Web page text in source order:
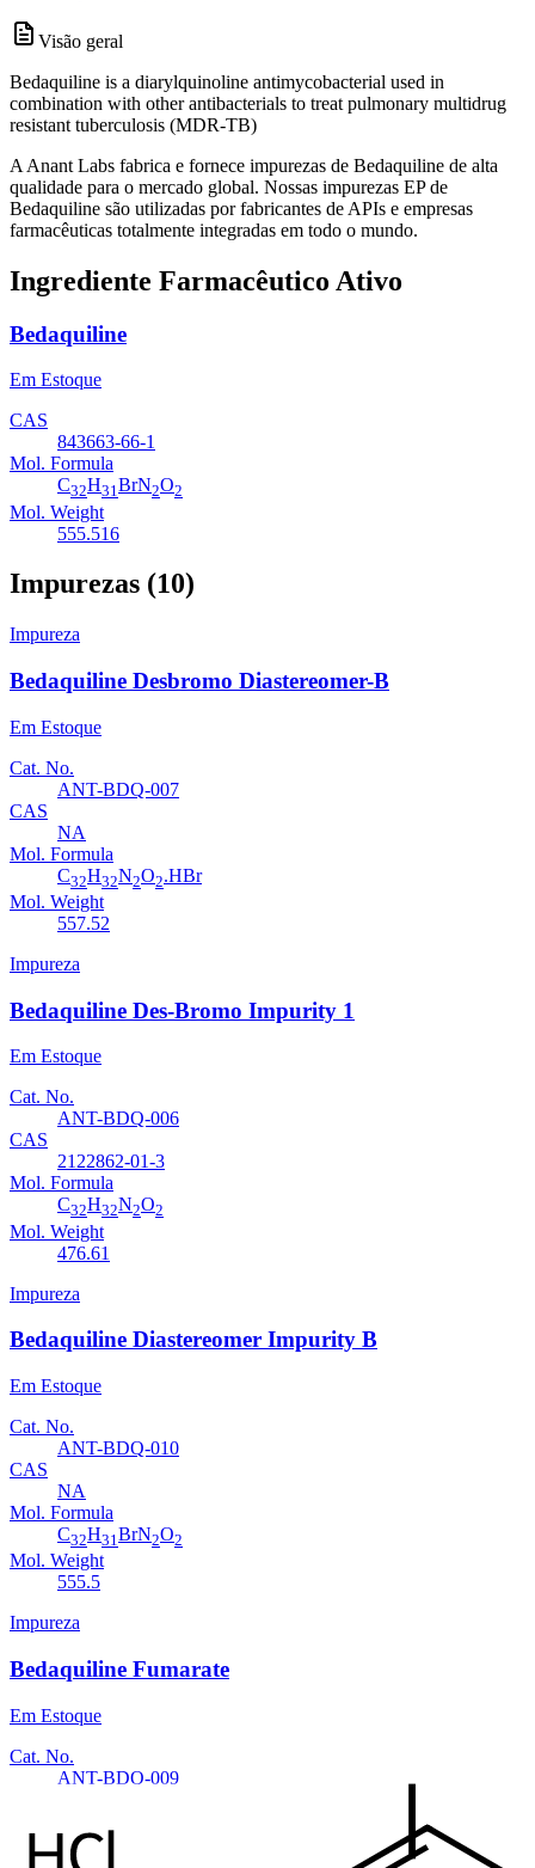
Visão geral
Bedaquiline is a diarylquinoline antimycobacterial used in
combination with other antibacterials to treat pulmonary multidrug
resistant tuberculosis (MDR-TB)
A Anant Labs fabrica e fornece impurezas de Bedaquiline de alta
qualidade para o mercado global. Nossas impurezas EP de
Bedaquiline são utilizadas por fabricantes de APIs e empresas
farmacêuticas totalmente integradas em todo o mundo.
Ingrediente Farmacêutico Ativo
Bedaquiline
Em Estoque
CAS
843663-66-1
Mol. Formula
C32H31BrN2O2
Mol. Weight
555.516
Impurezas (10)
Impureza
Bedaquiline Desbromo Diastereomer-B
Em Estoque
Cat. No.
ANT-BDQ-007
CAS
NA
Mol. Formula
C32H32N2O2.HBr
Mol. Weight
557.52
Impureza
Bedaquiline Des-Bromo Impurity 1
Em Estoque
Cat. No.
ANT-BDQ-006
CAS
2122862-01-3
Mol. Formula
C32H32N2O2
Mol. Weight
476.61
Impureza
Bedaquiline Diastereomer Impurity B
Em Estoque
Cat. No.
ANT-BDQ-010
CAS
NA
Mol. Formula
C32H31BrN2O2
Mol. Weight
555.5
Impureza
Bedaquiline Fumarate
Em Estoque
Cat. No.
ANT-BDQ-009
Mol. Formula